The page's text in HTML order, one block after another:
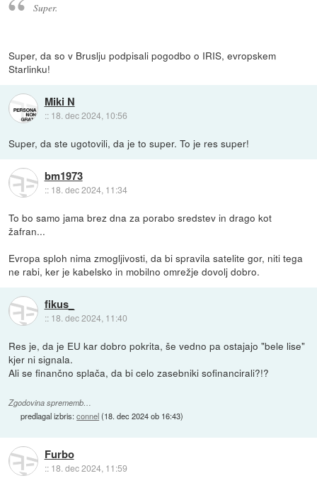
Super.
Super, da so v Bruslju podpisali pogodbo o IRIS, evropskem
Starlinku!
Miki N
:: 18. dec 2024, 10:56
Super, da ste ugotovili, da je to super. To je res super!
bm1973
:: 18. dec 2024, 11:34
To bo samo jama brez dna za porabo sredstev in drago kot
žafran...
Evropa sploh nima zmogljivosti, da bi spravila satelite gor, niti tega
ne rabi, ker je kabelsko in mobilno omrežje dovolj dobro.
fikus_
:: 18. dec 2024, 11:40
Res je, da je EU kar dobro pokrita, še vedno pa ostajajo "bele lise"
kjer ni signala.
Ali se finančno splača, da bi celo zasebniki sofinancirali?!?
Zgodovina sprememb…
predlagal izbris:connel(18. dec 2024 ob 16:43)
Furbo
:: 18. dec 2024, 11:59